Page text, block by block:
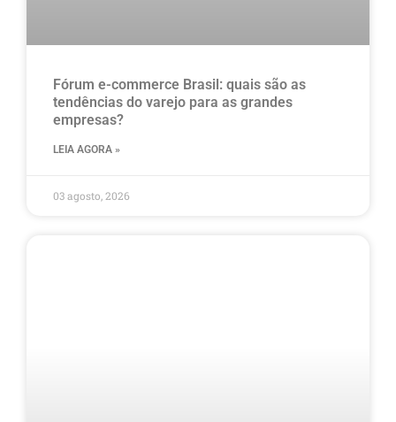
Fórum e-commerce Brasil: quais são as
tendências do varejo para as grandes
empresas?
LEIA AGORA »
03 agosto, 2026